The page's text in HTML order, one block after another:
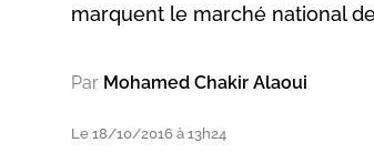
marquent le marché national
Par Mohamed Chakir Alaoui
Le 18/10/2016 à 13h24